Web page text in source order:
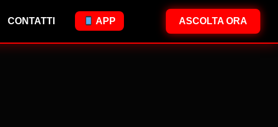
CONTATTI APP ASCOLTA ORA